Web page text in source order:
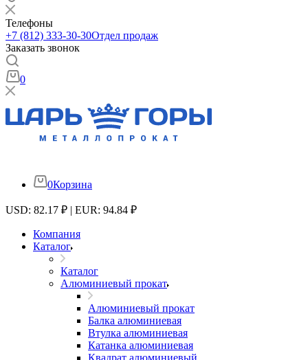
Телефоны
+7 (812) 333-30-30Отдел продаж
Заказать звонок
0
0Корзина
USD: 82.17 ₽ | EUR: 94.84 ₽
Компания
Каталог
Каталог
Алюминиевый прокат
Алюминиевый прокат
Балка алюминиевая
Втулка алюминиевая
Катанка алюминиевая
Квадрат алюминиевый